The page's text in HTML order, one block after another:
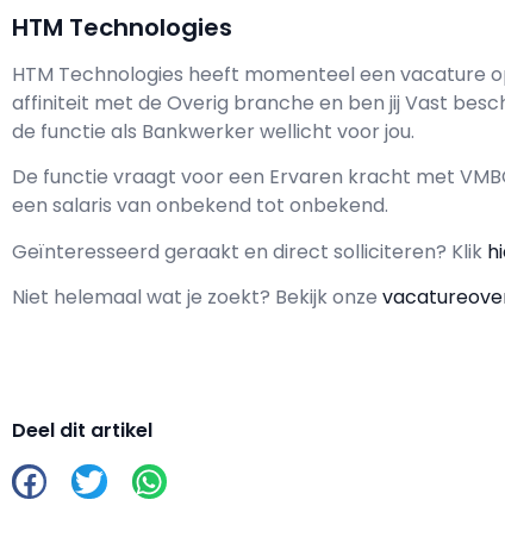
HTM Technologies
HTM Technologies heeft momenteel een vacature
affiniteit met de Overig branche en ben jij Vast
de functie als Bankwerker wellicht voor jou.
De functie vraagt voor een Ervaren kracht met
een salaris van onbekend tot onbekend.
Geïnteresseerd geraakt en direct solliciteren? Klik
Niet helemaal wat je zoekt? Bekijk onze
Deel dit artikel